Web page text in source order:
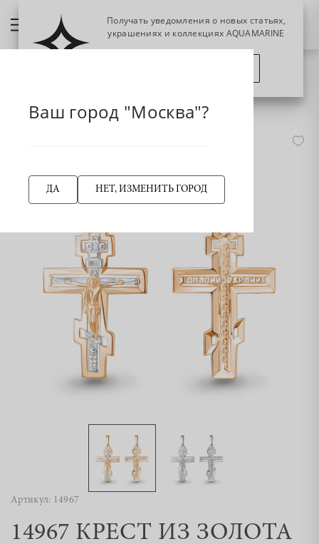
Артикул: 14967
14967 КРЕСТ ИЗ ЗОЛОТА
Ваш город "Москва"?
ДА НЕТ, ИЗМЕНИТЬ ГОРОД
Получать уведомления о новых статьях,
украшениях и коллекциях AQUAMARINE